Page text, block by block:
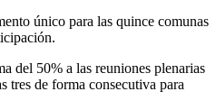
único para las quince comunas
del 50% a las reuniones plenarias
tres de forma consecutiva para